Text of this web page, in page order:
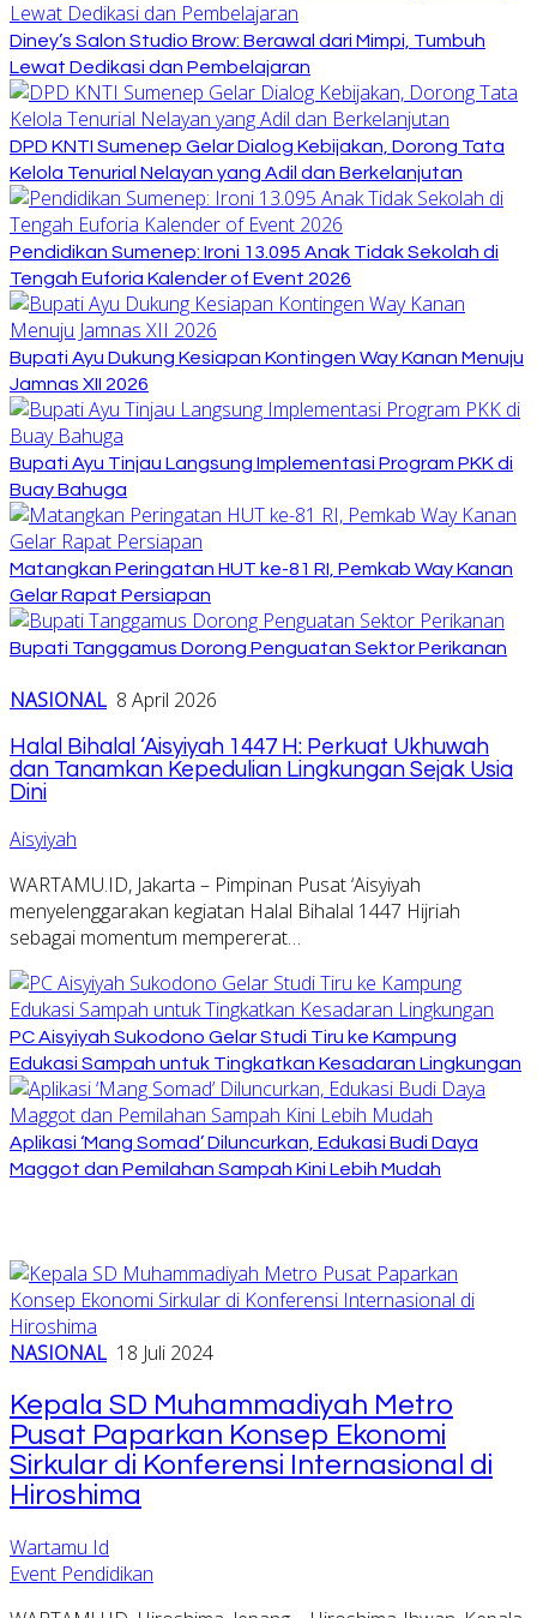
Diney’s Salon Studio Brow: Berawal dari Mimpi, Tumbuh
Lewat Dedikasi dan Pembelajaran
DPD KNTI Sumenep Gelar Dialog Kebijakan, Dorong Tata
Kelola Tenurial Nelayan yang Adil dan Berkelanjutan
Pendidikan Sumenep: Ironi 13.095 Anak Tidak Sekolah di
Tengah Euforia Kalender of Event 2026
Bupati Ayu Dukung Kesiapan Kontingen Way Kanan Menuju
Jamnas XII 2026
Bupati Ayu Tinjau Langsung Implementasi Program PKK di
Buay Bahuga
Matangkan Peringatan HUT ke-81 RI, Pemkab Way Kanan
Gelar Rapat Persiapan
Bupati Tanggamus Dorong Penguatan Sektor Perikanan
NASIONAL 8 April 2026
Halal Bihalal ‘Aisyiyah 1447 H: Perkuat Ukhuwah
dan Tanamkan Kepedulian Lingkungan Sejak Usia
Dini
Aisyiyah
WARTAMU.ID, Jakarta – Pimpinan Pusat ‘Aisyiyah
menyelenggarakan kegiatan Halal Bihalal 1447 Hijriah
sebagai momentum mempererat…
PC Aisyiyah Sukodono Gelar Studi Tiru ke Kampung
Edukasi Sampah untuk Tingkatkan Kesadaran Lingkungan
Aplikasi ‘Mang Somad’ Diluncurkan, Edukasi Budi Daya
Maggot dan Pemilahan Sampah Kini Lebih Mudah
NASIONAL 18 Juli 2024
Kepala SD Muhammadiyah Metro
Pusat Paparkan Konsep Ekonomi
Sirkular di Konferensi Internasional di
Hiroshima
Wartamu Id
Event Pendidikan